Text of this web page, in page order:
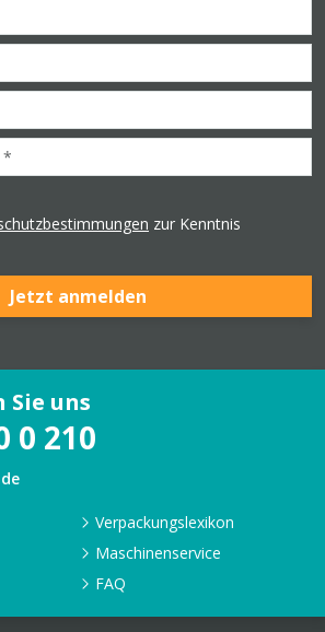
zur Kenntnis
Jetzt anmelden
uns
0 210
Verpackungslexikon
Maschinenservice
FAQ